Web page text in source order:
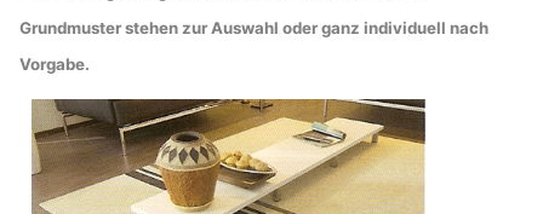
Grundmuster stehen zur Auswahl oder ganz individuell nach
Vorgabe.